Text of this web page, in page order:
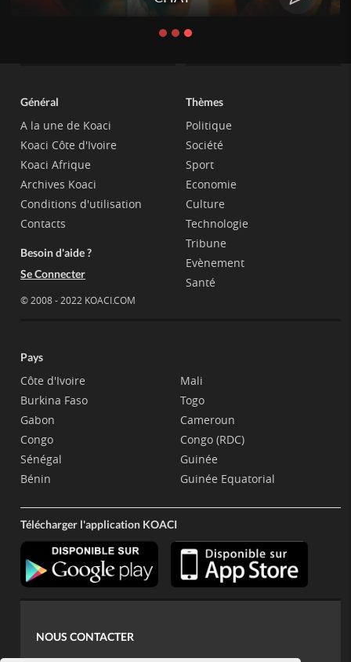
Général
A la une de Koaci
Koaci Côte d'Ivoire
Koaci Afrique
Archives Koaci
Conditions d'utilisation
Contacts
Besoin d'aide ?
Se Connecter
© 2008 - 2022 KOACI.COM
Thèmes
Politique
Société
Sport
Economie
Culture
Technologie
Tribune
Evènement
Santé
Pays
Côte d'Ivoire
Burkina Faso
Gabon
Congo
Sénégal
Bénin
Mali
Togo
Cameroun
Congo (RDC)
Guinée
Guinée Equatorial
Télécharger l'application KOACI
NOUS CONTACTER